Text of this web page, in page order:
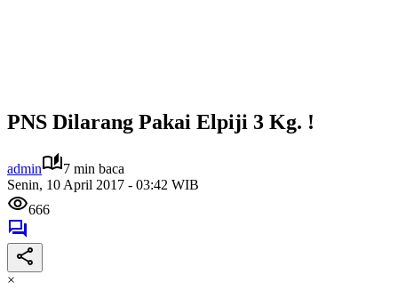
PNS Dilarang Pakai Elpiji 3 Kg. !
admin
7 min baca
Senin, 10 April 2017 - 03:42 WIB
666
×